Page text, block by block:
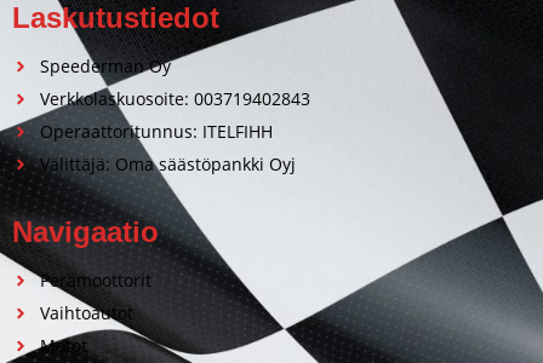
Laskutustiedot
Speederman Oy
Verkkolaskuosoite: 003719402843
Operaattoritunnus: ITELFIHH
Välittäjä: Oma säästöpankki Oyj
Navigaatio
Perämoottorit
Vaihtoautot
Motot